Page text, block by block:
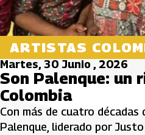
ARTISTAS
Martes, 30 Junio , 2026
Son Palenque: un
Colombia
Con más de cuatro
Palenque, liderado por